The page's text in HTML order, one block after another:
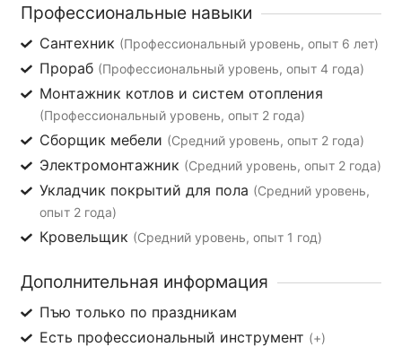
Профессиональные навыки
Сантехник (Профессиональный уровень, опыт 6 лет)
Прораб (Профессиональный уровень, опыт 4 года)
Монтажник котлов и систем отопления
(Профессиональный уровень, опыт 2 года)
Сборщик мебели (Средний уровень, опыт 2 года)
Электромонтажник (Средний уровень, опыт 2 года)
Укладчик покрытий для пола (Средний уровень,
опыт 2 года)
Кровельщик (Средний уровень, опыт 1 год)
Дополнительная информация
Пъю только по праздникам
Есть профессиональный инструмент (+)